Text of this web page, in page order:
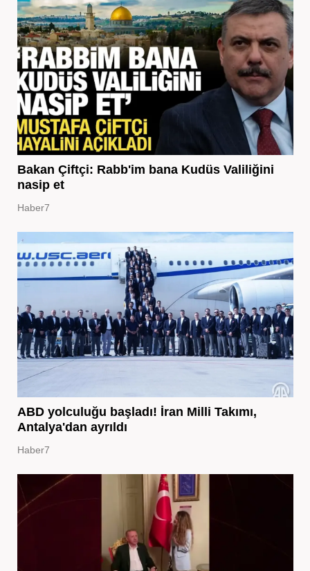
Bakan Çiftçi: Rabb'im bana Kudüs Valiliğini
nasip et
Haber7
ABD yolculuğu başladı! İran Milli Takımı,
Antalya'dan ayrıldı
Haber7